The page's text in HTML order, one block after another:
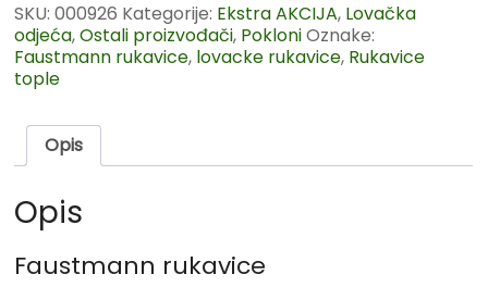
SKU:000926 Kategorije: Ekstra AKCIJA, Lovačka
odjeća,Ostali proizvođači, PokloniOznake:
Faustmann rukavice, lovacke rukavice, Rukavice
tople
Opis
Opis
Faustmann rukavice